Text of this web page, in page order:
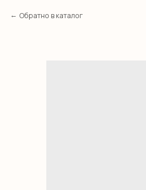
Обратно в каталог